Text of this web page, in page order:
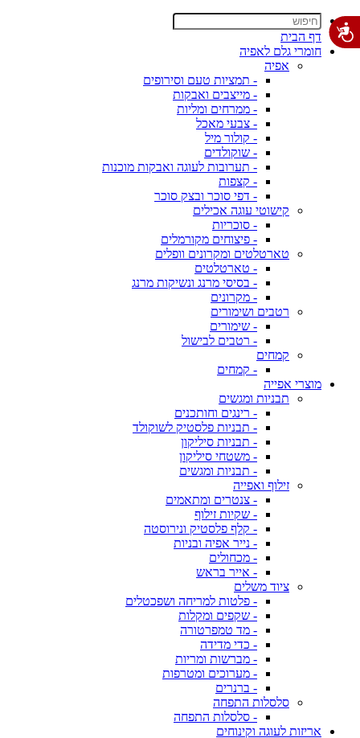
דף הבית
חומרי גלם לאפיה
אפיה
- תמציות טעם וסירופים
- מייצבים ואבקות
- ממרחים ומליות
- צבעי מאכל
- קולור מיל
- שוקולדים
- תערובות לעוגה ואבקות מוכנות
- קצפות
- דפי סוכר ובצק סוכר
קישוטי עוגה אכילים
- סוכריות
- פיצוחים מקורמלים
טארטלטים ומקרונים וופלים
- טארטלטים
- בסיסי מרנג ונשיקות מרנג
- מקרונים
רטבים ושימורים
- שימורים
- רטבים לבישול
קמחים
- קמחים
מוצרי אפייה
תבניות ומגשים
- רינגים וחותכנים
- תבניות פלסטיק לשוקולד
- תבניות סיליקון
- משטחי סיליקון
- תבניות ומגשים
זילוף ואפייה
- צנטרים ומתאמים
- שקיות זילוף
- קלף פלסטיק ונירוסטה
- נייר אפיה ובניות
- מכחולים
- אייר בראש
ציוד משלים
- פלטות למריחה ושפכטלים
- שקפים ומקלות
- מד טמפרטורה
- כדי מדידה
- מברשות ומריות
- מערוכים ומטרפות
- ברנרים
סלסלות התפחה
- סלסלות התפחה
אריזות לעוגה וקינוחים